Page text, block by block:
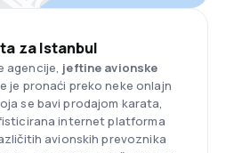
za Istanbul
agencije, jeftine avionske
je pronaći preko neke onlajn
se bavi prodajom karata,
internet platforma
avionskih prevoznika